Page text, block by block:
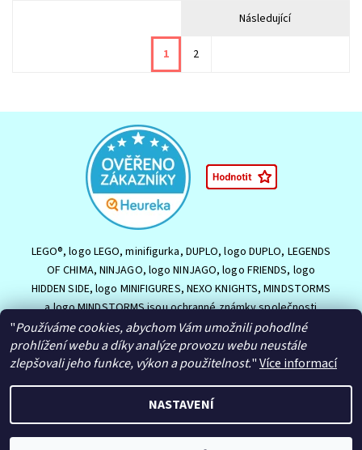
Následující
1 2
LEGO®, logo LEGO, minifigurka, DUPLO, logo DUPLO, LEGENDS
OF CHIMA, NINJAGO, logo NINJAGO, logo FRIENDS, logo
HIDDEN SIDE, logo MINIFIGURES, NEXO KNIGHTS, MINDSTORMS
a logo MINDSTORMS jsou ochranné známky společnosti
LEGO Group nebo jsou chráněny autorským právem LEGO
Group. ©2026 The LEGO Group.
2026 © HračkyJVJ.cz, všechna práva vyhrazena
cookies
"Používáme cookies, abychom Vám umožnili pohodlné
prohlížení webu a díky analýze provozu webu neustále
zlepšovali jeho funkce, výkon a použitelnost."Více informací
NASTAVENÍ